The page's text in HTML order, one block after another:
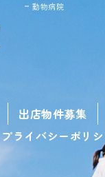
動物病院
出店物件募集
プライバシーポリ